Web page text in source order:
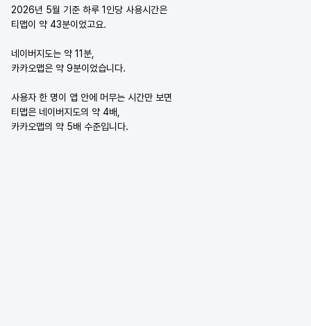
2026년 5월 기준 하루 1인당 사용시간은
티맵이 약 43분이었고요.
네이버지도는 약 11분,
카카오맵은 약 9분이었습니다.
사용자 한 명이 앱 안에 머무는 시간만 보면
티맵은 네이버지도의 약 4배,
카카오맵의 약 5배 수준입니다.